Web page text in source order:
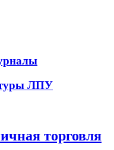
ЛПУ
торговля